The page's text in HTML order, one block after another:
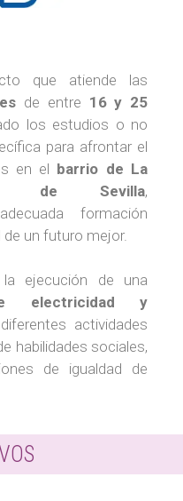
que atiende las
de entre 16 y 25
los estudios o no
para afrontar el
en el barrio de La
de Sevilla,
formación
un futuro mejor.
ejecución de una
electricidad y
actividades
habilidades sociales,
de igualdad de